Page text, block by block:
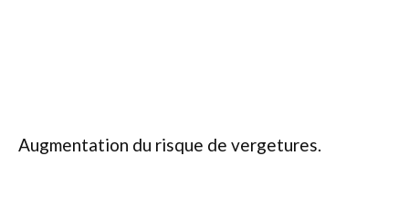
Augmentation du risque de vergetures.